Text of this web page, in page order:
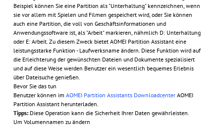
Beispiel können Sie eine Partition als "Unterhaltung" kennzeichnen, wenn
sie vor allem mit Spielen und Filmen gespeichert wird, oder Sie können
auch eine Partition, die voll von Geschäftsinformationen und
Anwendungssoftware ist, als "Arbeit" markieren, nähmlich D: Unterhaltung
oder E: Arbeit. Zu diesem Zweck bietet AOMEI Partition Assistant eine
leistungsstarke Funktion - Laufwerksname ändern. Diese Funktion wird auf
die Erleichterung der gewünschten Dateien und Dokumente spezialisiert
und auf diese Weise werden Benutzer ein wesentlich bequemes Erlebnis
über Dateisuche genießen.
Bevor Sie das tun
Benutzer können im AOMEI Partition Assistants DownloadcenterAOMEI
Partition Assistant herunterladen.
Tipps:Diese Operation kann die Sicherheit Ihrer Daten gewährleisten.
Um Volumennamen zu ändern